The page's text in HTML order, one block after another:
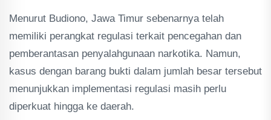
Menurut Budiono, Jawa Timur sebenarnya telah
memiliki perangkat regulasi terkait pencegahan dan
pemberantasan penyalahgunaan narkotika. Namun,
kasus dengan barang bukti dalam jumlah besar tersebut
menunjukkan implementasi regulasi masih perlu
diperkuat hingga ke daerah.